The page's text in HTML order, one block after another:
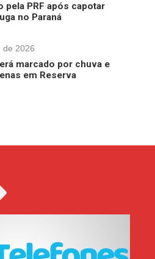
pela PRF após capotar
no Paraná
de 2026
marcado por chuva e
em Reserva